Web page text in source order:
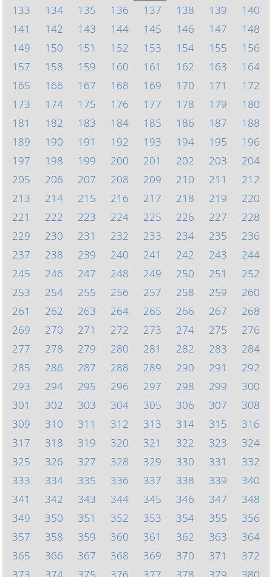
133
134 135 136 137 138 139
140
141
142 143 144 145 146 147
148
149
150 151 152 153 154 155
156
157
158 159 160 161 162 163
164
165
166 167 168 169 170 171
172
173
174 175 176 177 178 179
180
181
182 183 184 185 186 187
188
189
190 191 192 193 194 195
196
197
198 199 200 201 202 203
204
205
206 207 208 209 210 211
212
213
214 215 216 217 218 219
220
221
222 223 224 225 226 227
228
229
230 231 232 233 234 235
236
237
238 239 240 241 242 243
244
245
246 247 248 249 250 251
252
253
254 255 256 257 258 259
260
261
262 263 264 265 266 267
268
269
270 271 272 273 274 275
276
277
278 279 280 281 282 283
284
285
286 287 288 289 290 291
292
293
294 295 296 297 298 299
300
301
302 303 304 305 306 307
308
309
310 311 312 313 314 315
316
317
318 319 320 321 322 323
324
325
326 327 328 329 330 331
332
333
334 335 336 337 338 339
340
341
342 343 344 345 346 347
348
349
350 351 352 353 354 355
356
357
358 359 360 361 362 363
364
365
366 367 368 369 370 371
372